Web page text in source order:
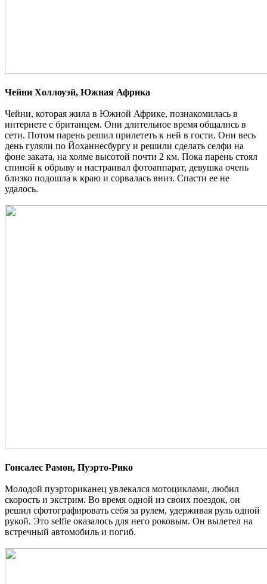
Чейни Холлоуэй, Южная Африка
Чейни, которая жила в Южной Африке, познакомилась в
интернете с британцем. Они длительное время общались в
сети. Потом парень решил прилететь к ней в гости. Они весь
день гуляли по Йоханнесбургу и решили сделать селфи на
фоне заката, на холме высотой почти 2 км. Пока парень стоял
спиной к обрыву и настраивал фотоаппарат, девушка очень
близко подошла к краю и сорвалась вниз. Спасти ее не
удалось.
Гонсалес Рамон, Пуэрто-Рико
Молодой пуэрториканец увлекался мотоциклами, любил
скорость и экстрим. Во время одной из своих поездок, он
решил сфотографировать себя за рулем, удерживая руль одной
рукой. Это selfie оказалось для него роковым. Он вылетел на
встречный автомобиль и погиб.